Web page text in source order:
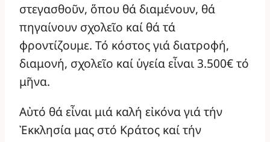
στεγασθοῦν, ὅπου θά διαμένουν, θά
πηγαίνουν σχολεῖο καί θά τά
φροντίζουμε. Τό κόστος γιά διατροφή,
διαμονή, σχολεῖο καί ὑγεία εἶναι 3.500€ τό
μῆνα.
Αὐτό θά εἶναι μιά καλή εἰκόνα γιά τήν
Ἐκκλησία μας στό Κράτος καί τήν